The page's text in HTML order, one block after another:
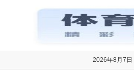
2026年8月7日